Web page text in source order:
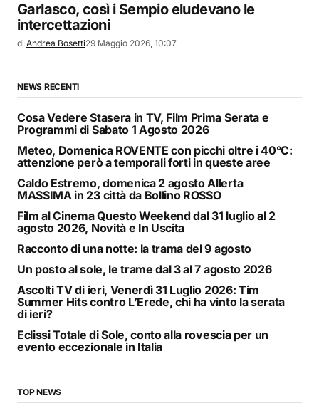
Garlasco, così i Sempio eludevano le
intercettazioni
di Andrea Bosetti29 Maggio 2026, 10:07
NEWS RECENTI
Cosa Vedere Stasera in TV, Film Prima Serata e
Programmi di Sabato 1 Agosto 2026
Meteo, Domenica ROVENTE con picchi oltre i 40°C:
attenzione però a temporali forti in queste aree
Caldo Estremo, domenica 2 agosto Allerta
MASSIMA in 23 città da Bollino ROSSO
Film al Cinema Questo Weekend dal 31 luglio al 2
agosto 2026, Novità e In Uscita
Racconto di una notte: la trama del 9 agosto
Un posto al sole, le trame dal 3 al 7 agosto 2026
Ascolti TV di ieri, Venerdì 31 Luglio 2026: Tim
Summer Hits contro L’Erede, chi ha vinto la serata
di ieri?
Eclissi Totale di Sole, conto alla rovescia per un
evento eccezionale in Italia
TOP NEWS